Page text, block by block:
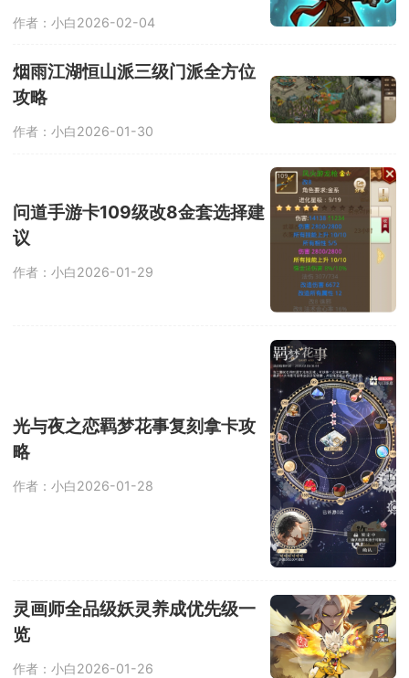
作者：小白2026-02-04
烟雨江湖恒山派三级门派全方位
攻略
作者：小白2026-01-30
问道手游卡109级改8金套选择建
议
作者：小白2026-01-29
光与夜之恋羁梦花事复刻拿卡攻
略
作者：小白2026-01-28
灵画师全品级妖灵养成优先级一
览
作者：小白2026-01-26